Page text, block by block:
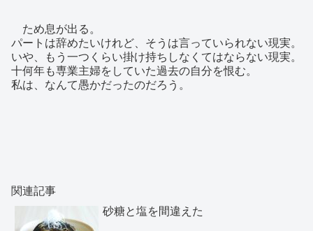
ため息が出る。
パートは辞めたいけれど、そうは言っていられない現実。
いや、もう一つくらい掛け持ちしなくてはならない現実。
十何年も専業主婦をしていた過去の自分を恨む。
私は、なんて愚かだったのだろう。
関連記事
砂糖と塩を間違えた